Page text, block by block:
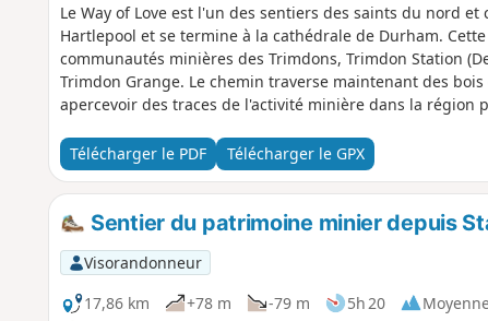
Le Way of Love est l'un des sentiers des saints du nord
Hartlepool et se termine à la cathédrale de Durham.
communautés minières des Trimdons, Trimdon Station
Trimdon Grange. Le chemin traverse maintenant des
apercevoir des traces de l'activité minière dans la région
Télécharger le PDF Télécharger le GPX
Sentier du patrimoine minier depuis
Visorandonneur
17,86 km
+78 m -79 m 5h 20